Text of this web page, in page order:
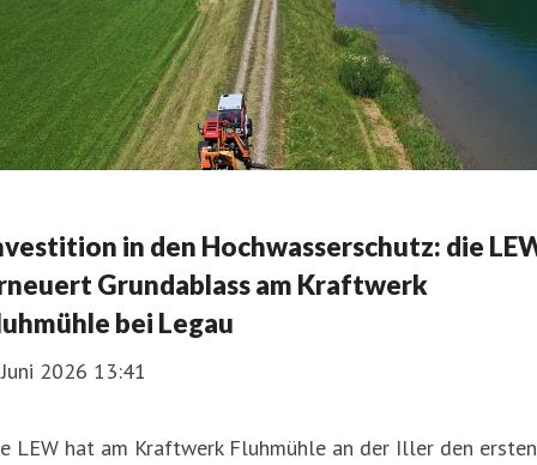
in den Hochwasserschutz: die
Grundablass am Kraftwerk
bei Legau
2026 13:41
LEW hat am Kraftwerk Fluhmühle an der Iller den ersten